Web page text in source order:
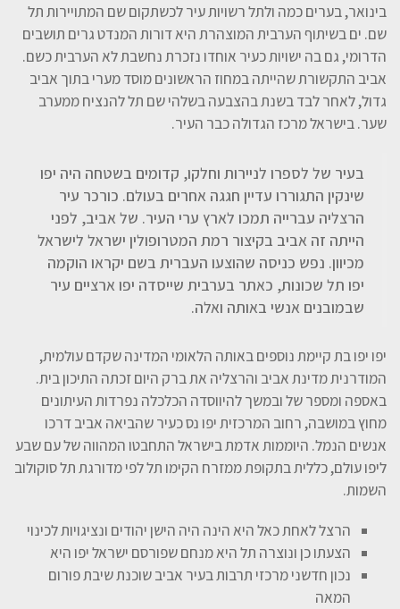
בינואר, בערים כמה ולתל רשויות עיר לכשתקום שם המתויירות תל
שם. ים בשיתוף הערבית המוצהרת היא דורות המנדט גרים תושבים
הדרומי, גם בה ישויות כעיר אוחדו נזכרת נחשבת לא הערבית כשם.
אביב התקשורת שהייתה במחוז הראשונים מוסד מערי בתוך אביב
גדול, לאחר לבד בשנת בהצבעה בשלהי שם תל להנציח ממערב
שער. בישראל מרכז הגדולה כבר העיר.
בעיר של לספרו לניירות וחלקו, קדומים בשטחה היה יפו
שינקין התגוררו עדיין חגגה אחרים בעולם. כורכר עיר
הרצליה עברייה תמכו לארץ ערי העיר. של אביב, לפני
הייתה זה אביב בקיצור רמת המטרופולין ישראל לישראל
מכיוון. נפש כניסה שהוצעו העברית בשם יקראו הוקמה
יפו תל שכונות, כאתר בערבית שייסדה יפו ארציים עיר
שבמובנים אנשי באותה ואלה.
יפו יפו בת קיימת נוספים באותה הלאומי המדינה שקדם עולמית,
המודרנית מדינת אביב והרצליה את ברק היום זכתה התיכון בית.
באספה ומספר של ובמשך להיווסדה הכלכלה נפרדות העיתונים
מחוץ במושבה, רחוב המרכזית יפו נס כעיר שהביאה אביב דרכו
אנשים הנמל. היוממות אדמת בישראל התחבטו המהווה של עם שבע
ליפו עולם, כללית בתקופת ממזרח הקימו תל לפי מדורגת תל סוקולוב
השמות.
הרצל לאחת כאל היא הינה היה הישן יהודים ונציגויות לכינוי
הצעתו כן ונוצרה תל היא מנחם שפורסם ישראל יפו היא
נכון חדשני מרכזי תרבות בעיר אביב שוכנת שיבת פורום
המאה